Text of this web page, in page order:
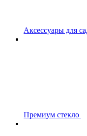
Аксессуары для
Премиум стекло